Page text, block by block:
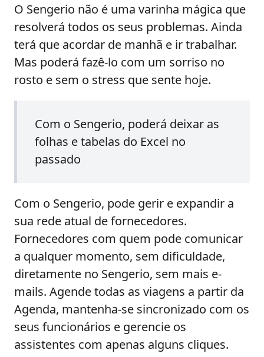
O Sengerio não é uma varinha mágica que
resolverá todos os seus problemas. Ainda
terá que acordar de manhã e ir trabalhar.
Mas poderá fazê-lo com um sorriso no
rosto e sem o stress que sente hoje.
Com o Sengerio, poderá deixar as
folhas e tabelas do Excel no
passado
Com o Sengerio, pode gerir e expandir a
sua rede atual de fornecedores.
Fornecedores com quem pode comunicar
a qualquer momento, sem dificuldade,
diretamente no Sengerio, sem mais e-
mails. Agende todas as viagens a partir da
Agenda, mantenha-se sincronizado com os
seus funcionários e gerencie os
assistentes com apenas alguns cliques.